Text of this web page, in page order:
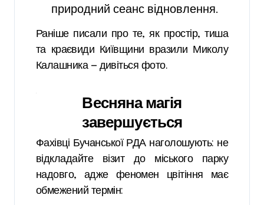
природний сеанс відновлення.
Раніше писали про те, як простір, тиша
та краєвиди Київщини вразили Миколу
Калашника — дивіться фото.
Весняна магія
завершується
Фахівці Бучанської РДА наголошують: не
відкладайте візит до міського парку
надовго, адже феномен цвітіння має
обмежений термін: